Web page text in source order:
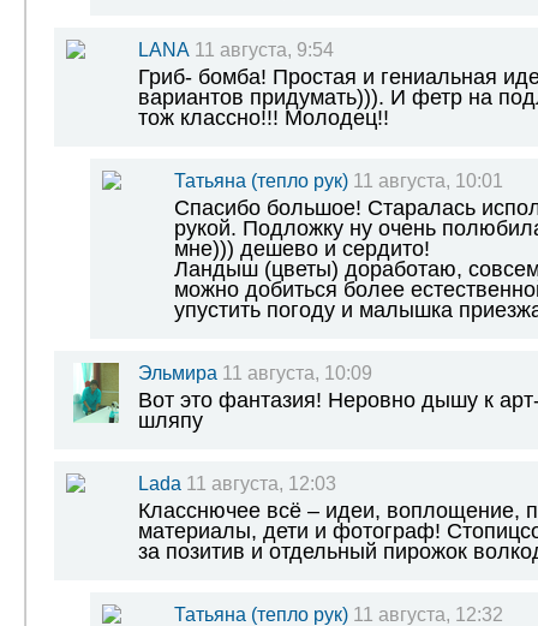
LANA 11 августа, 9:54
Гриб- бомба! Простая и гениальная
вариантов придумать))). И фетр на
тож классно!!! Молодец!!
Татьяна (тепло рук) 11 августа, 10:01
Спасибо большое! Старалась
рукой. Подложку ну очень
мне))) дешево и сердито!
Ландыш (цветы) доработаю,
можно добиться более
упустить погоду и малышка
Эльмира 11 августа, 10:09
Вот это фантазия! Неровно дышу к
шляпу
Lada 11 августа, 12:03
Класснючее всё – идеи, воплощение,
материалы, дети и фотограф!
за позитив и отдельный пирожок
Татьяна (тепло рук) 11 августа, 12:32